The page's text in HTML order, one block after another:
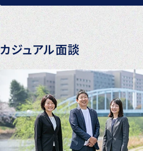
カジュアル面談